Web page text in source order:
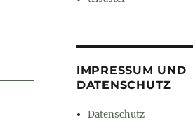
IMPRESSUM UND
DATENSCHUTZ
Datenschutz